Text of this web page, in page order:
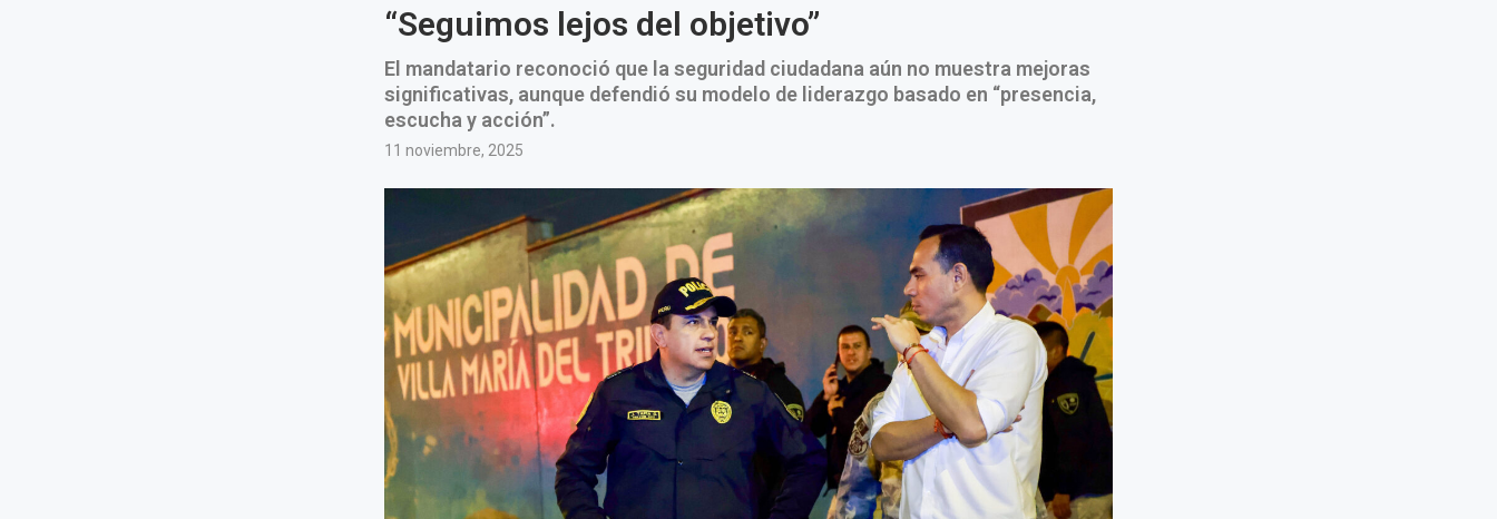
“Seguimos lejos del objetivo”
El mandatario reconoció que la seguridad ciudadana aún no muestra mejoras
significativas, aunque defendió su modelo de liderazgo basado en “presencia,
escucha y acción”.
11 noviembre, 2025